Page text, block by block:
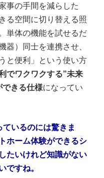
事の手間を減らした
る空間に切り替える照
単体の機能を試せるだ
器）同士を連携させ、
と便利」という使い方
でワクワクする”未来
できる仕様になってい
いるのには驚きま
ホーム体験ができるシ
たいけれど知識がない
ですね。